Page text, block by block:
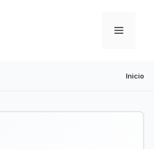
Menu
Inicio